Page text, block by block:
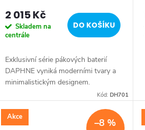
2 015 Kč
Skladem na
centrále
DO KOŠÍKU
Exklusivní série pákových baterií
DAPHNE vyniká moderními tvary a
minimalistickým designem.
Typickým znakem série je elegantní
manipulaci....
Kód: DH701
Akce –8 %